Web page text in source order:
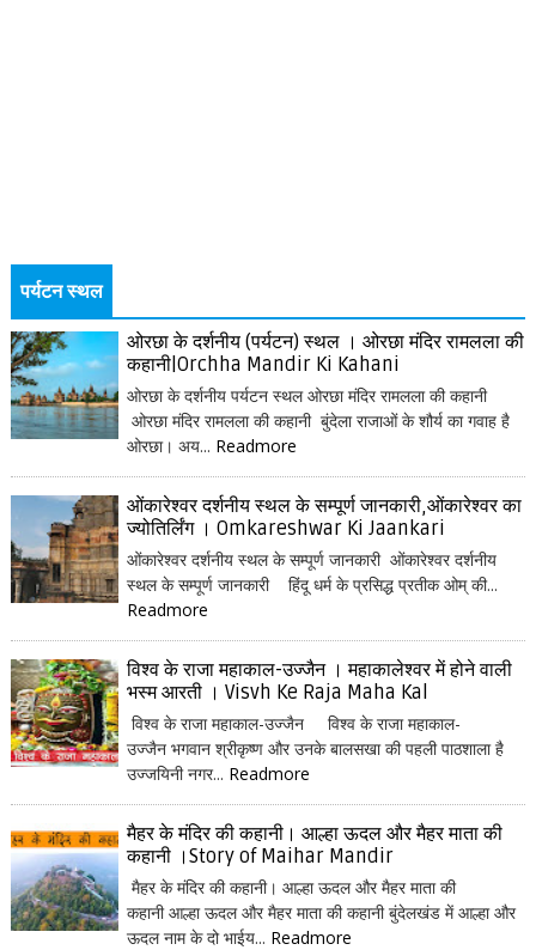
पर्यटन स्थल
ओरछा के दर्शनीय (पर्यटन) स्थल । ओरछा मंदिर रामलला की
कहानी|Orchha Mandir Ki Kahani
ओरछा के दर्शनीय पर्यटन स्थल ओरछा मंदिर रामलला की कहानी
ओरछा मंदिर रामलला की कहानी बुंदेला राजाओं के शौर्य का गवाह है
ओरछा। अय... Readmore
ओंकारेश्वर दर्शनीय स्थल के सम्पूर्ण जानकारी,ओंकारेश्वर का
ज्योतिर्लिंग । Omkareshwar Ki Jaankari
ओंकारेश्वर दर्शनीय स्थल के सम्पूर्ण जानकारी ओंकारेश्वर दर्शनीय
स्थल के सम्पूर्ण जानकारी हिंदू धर्म के प्रसिद्ध प्रतीक ओम् की...
Readmore
विश्व के राजा महाकाल-उज्जैन । महाकालेश्वर में होने वाली
भस्म आरती । Visvh Ke Raja Maha Kal
विश्व के राजा महाकाल-उज्जैन विश्व के राजा महाकाल-
उज्जैन भगवान श्रीकृष्ण और उनके बालसखा की पहली पाठशाला है
उज्जयिनी नगर... Readmore
मैहर के मंदिर की कहानी। आल्हा ऊदल और मैहर माता की
कहानी ।Story of Maihar Mandir
मैहर के मंदिर की कहानी। आल्हा ऊदल और मैहर माता की
कहानी आल्हा ऊदल और मैहर माता की कहानी बुंदेलखंड में आल्हा और
ऊदल नाम के दो भाईय... Readmore